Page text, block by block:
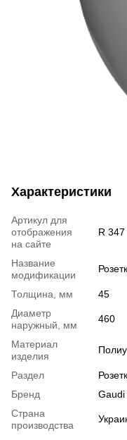
Характеристики
Артикул для
отображения
на сайте
R 347
Название
модификации
Толщина, мм
45
Диаметр
наружный, мм
460
Материал
изделия
Раздел
Бренд
Страна
производства